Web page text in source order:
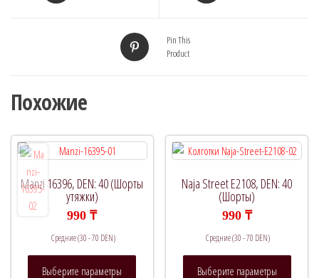
Pin This
Product
Похожие
Manzi 16396, DEN: 40 (Шорты
утяжки)
990₸
Средние (30 - 70 DEN)
Выберите параметры
Naja Street E2108, DEN: 40
(Шорты)
990 ₸
Средние (30 - 70 DEN)
Выберите параметры
Этот